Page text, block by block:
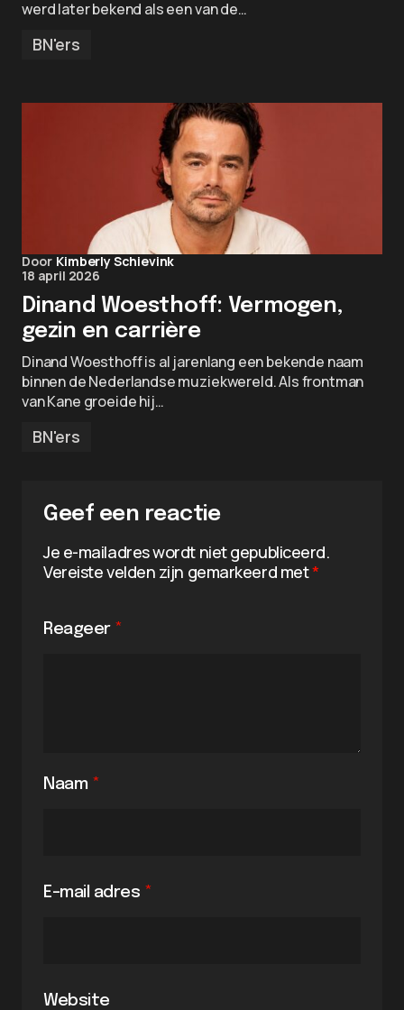
werd later bekend als een van de…
BN'ers
Door Kimberly Schievink
18 april 2026
Dinand Woesthoff: Vermogen,
gezin en carrière
Dinand Woesthoff is al jarenlang een bekende naam
binnen de Nederlandse muziekwereld. Als frontman
van Kane groeide hij…
BN'ers
Geef een reactie
Je e-mailadres wordt niet gepubliceerd.
Vereiste velden zijn gemarkeerd met*
Reageer *
Naam *
E-mail adres *
Website